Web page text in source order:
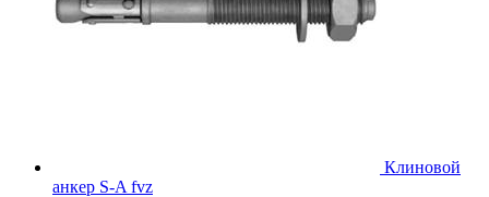
Клиновой
анкер S-A fvz